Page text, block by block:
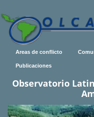
Areas de conflicto
Publicaciones
Observatorio